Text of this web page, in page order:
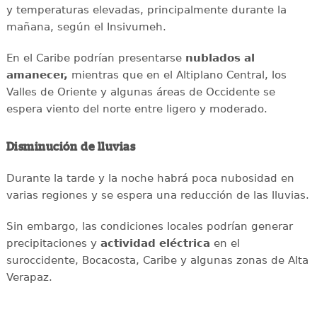
y temperaturas elevadas, principalmente durante la
mañana, según el Insivumeh.
En el Caribe podrían presentarse nublados al
amanecer, mientras que en el Altiplano Central, los
Valles de Oriente y algunas áreas de Occidente se
espera viento del norte entre ligero y moderado.
Disminución de lluvias
Durante la tarde y la noche habrá poca nubosidad en
varias regiones y se espera una reducción de las lluvias.
Sin embargo, las condiciones locales podrían generar
precipitaciones y actividad eléctrica en el
suroccidente, Bocacosta, Caribe y algunas zonas de Alta
Verapaz.